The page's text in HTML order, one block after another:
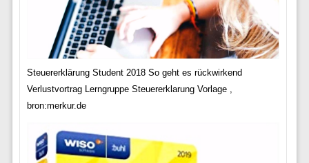
Steuererklärung Student 2018 So geht es rückwirkend
Verlustvortrag Lerngruppe Steuererklarung Vorlage ,
bron:merkur.de